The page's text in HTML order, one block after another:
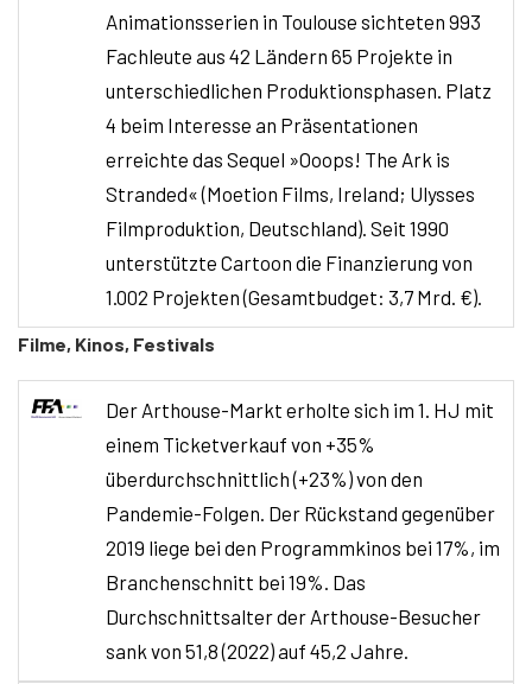
Animationsserien in Toulouse sichteten 993
Fachleute aus 42 Ländern 65 Projekte in
unterschiedlichen Produktionsphasen. Platz
4 beim Interesse an Präsentationen
erreichte das Sequel »Ooops! The Ark is
Stranded«(Moetion Films, Ire­land; Ulysses
Filmproduktion, Deutschland). Seit 1990
unterstützte Cartoon die Finanzierung von
1.002 Projekten (Gesamtbudget: 3,7 Mrd. €).
Filme, Kinos, Festivals
Der Arthouse-Markt erholte sich im 1. HJ mit
einem Ticketverkauf von +35%
überdurchschnittlich (+23%) von den
Pandemie-Folgen. Der Rückstand gegenüber
2019 liege bei den Programmkinos bei 17%, im
Branchenschnitt bei 19%. Das
Durchschnittsalter der Arthouse-Besucher
sank von 51,8 (2022) auf 45,2 Jahre.